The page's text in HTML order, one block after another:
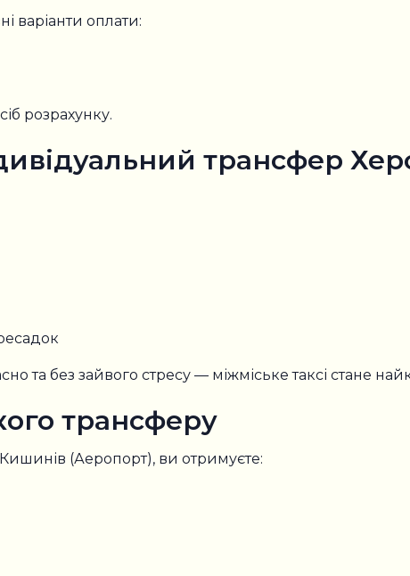
варіанти оплати:
розрахунку.
трансфер
та без зайвого стресу — міжміське таксі стане
трансферу
(Аеропорт), ви отримуєте: